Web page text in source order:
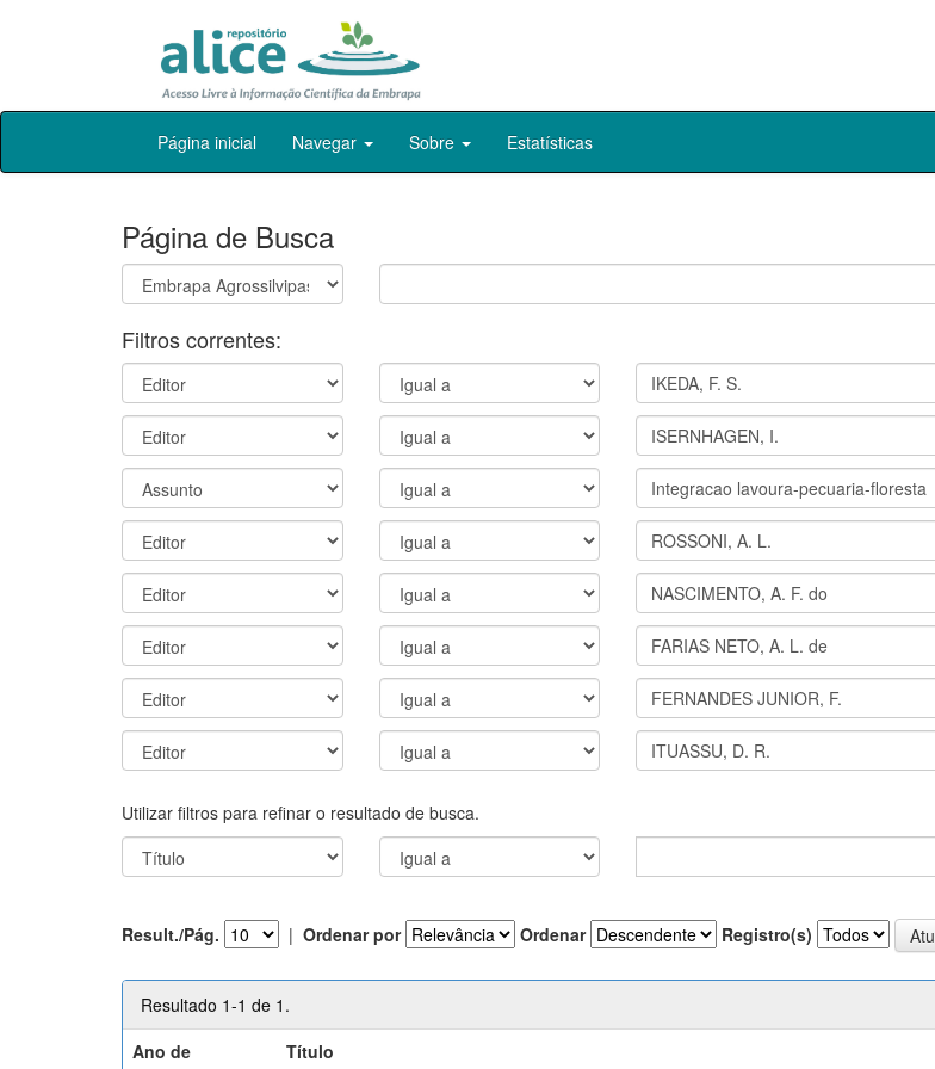
Skip
Página inicial Navegar Sobre Estatísticas
Página de Busca
Filtros correntes:
Utilizar filtros para refinar o resultado de busca.
Result./Pág. | Ordenar por Ordenar Registro(s)
Resultado 1-1 de 1.
Ano de
Título